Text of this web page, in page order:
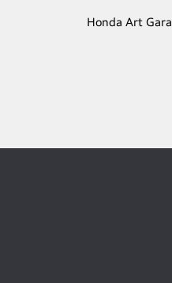
Honda Art